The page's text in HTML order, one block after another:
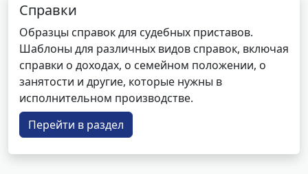
Справки
Образцы справок для судебных приставов.
Шаблоны для различных видов справок, включая
справки о доходах, о семейном положении, о
занятости и другие, которые нужны в
исполнительном производстве.
Перейти в раздел